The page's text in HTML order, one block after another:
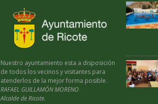
Nuestro ayuntamiento esta a disposición
de todos los vecinos y visitantes para
atenderlos de la mejor forma posible.
RAFAEL GUILLAMÓN MORENO
Alcalde de Ricote.